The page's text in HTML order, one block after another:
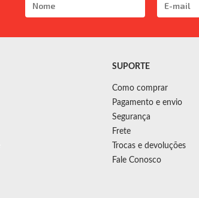
SUPORTE
Como comprar
Pagamento e envio
Segurança
Frete
Trocas e devoluções
Fale Conosco